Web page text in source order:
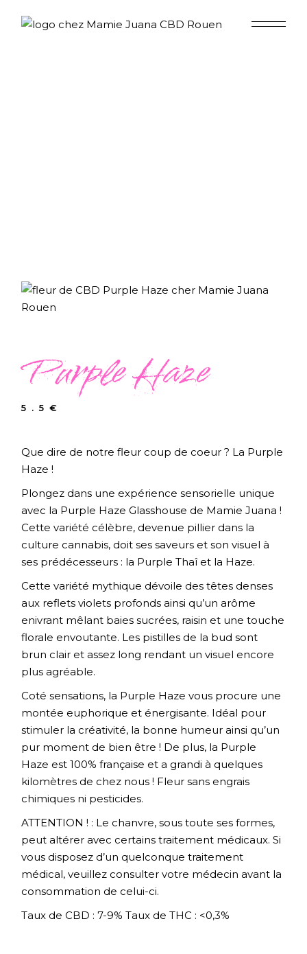
Purple Haze
5.5 €
Que dire de notre fleur coup de coeur ? La Purple
Haze !
Plongez dans une expérience sensorielle unique
avec la Purple Haze Glasshouse de Mamie Juana !
Cette variété célèbre, devenue pillier dans la
culture cannabis, doit ses saveurs et son visuel à
ses prédécesseurs : la Purple Thaî et la Haze.
Cette variété mythique dévoile des têtes denses
aux reflets violets profonds ainsi qu’un arôme
enivrant mêlant baies sucrées, raisin et une touche
florale envoutante. Les pistilles de la bud sont
brun clair et assez long rendant un visuel encore
plus agréable.
Coté sensations, la Purple Haze vous procure une
montée euphorique et énergisante. Idéal pour
stimuler la créativité, la bonne humeur ainsi qu’un
pur moment de bien être ! De plus, la Purple
Haze est 100% française et a grandi à quelques
kilomètres de chez nous ! Fleur sans engrais
chimiques ni pesticides.
ATTENTION ! : Le chanvre, sous toute ses formes,
peut altérer avec certains traitement médicaux. Si
vous disposez d’un quelconque traitement
médical, veuillez consulter votre médecin avant la
consommation de celui-ci.
Taux de CBD : 7-9% Taux de THC : <0,3%